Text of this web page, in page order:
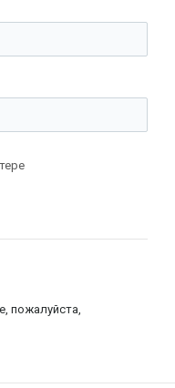
пожалуйста,